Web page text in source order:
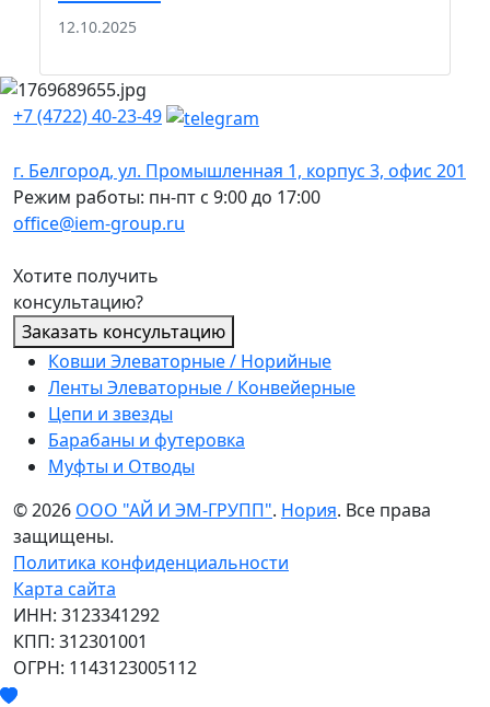
12.10.2025
+7 (4722) 40-23-49
г. Белгород, ул. Промышленная 1, корпус 3, офис 201
Режим работы: пн-пт с 9:00 до 17:00
office@iem-group.ru
Хотите получить
консультацию?
Заказать консультацию
Ковши Элеваторные / Норийные
Ленты Элеваторные / Конвейерные
Цепи и звезды
Барабаны и футеровка
Муфты и Отводы
© 2026 ООО "АЙ И ЭМ-ГРУПП". Нория. Все права
защищены.
Политика конфиденциальности
Карта сайта
ИНН: 3123341292
КПП: 312301001
ОГРН: 1143123005112